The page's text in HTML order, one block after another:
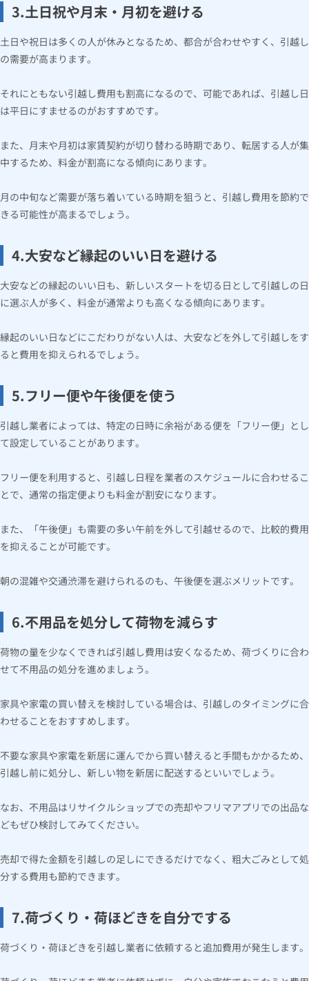
3.土日祝や月末・月初を避ける
土日や祝日は多くの人が休みとなるため、都合が合わせやすく、引越し
の需要が高まります。
それにともない引越し費用も割高になるので、可能であれば、引越し日
は平日にすませるのがおすすめです。
また、月末や月初は家賃契約が切り替わる時期であり、転居する人が集
中するため、料金が割高になる傾向にあります。
月の中旬など需要が落ち着いている時期を狙うと、引越し費用を節約で
きる可能性が高まるでしょう。
4.大安など縁起のいい日を避ける
大安などの縁起のいい日も、新しいスタートを切る日として引越しの日
に選ぶ人が多く、料金が通常よりも高くなる傾向にあります。
縁起のいい日などにこだわりがない人は、大安などを外して引越しをす
ると費用を抑えられるでしょう。
5.フリー便や午後便を使う
引越し業者によっては、特定の日時に余裕がある便を「フリー便」とし
て設定していることがあります。
フリー便を利用すると、引越し日程を業者のスケジュールに合わせるこ
とで、通常の指定便よりも料金が割安になります。
また、「午後便」も需要の多い午前を外して引越せるので、比較的費用
を抑えることが可能です。
朝の混雑や交通渋滞を避けられるのも、午後便を選ぶメリットです。
6.不用品を処分して荷物を減らす
荷物の量を少なくできれば引越し費用は安くなるため、荷づくりに合わ
せて不用品の処分を進めましょう。
家具や家電の買い替えを検討している場合は、引越しのタイミングに合
わせることをおすすめします。
不要な家具や家電を新居に運んでから買い替えると手間もかかるため、
引越し前に処分し、新しい物を新居に配送するといいでしょう。
なお、不用品はリサイクルショップでの売却やフリマアプリでの出品な
どもぜひ検討してみてください。
売却で得た金額を引越しの足しにできるだけでなく、粗大ごみとして処
分する費用も節約できます。
7.荷づくり・荷ほどきを自分でする
荷づくり・荷ほどきを引越し業者に依頼すると追加費用が発生します。